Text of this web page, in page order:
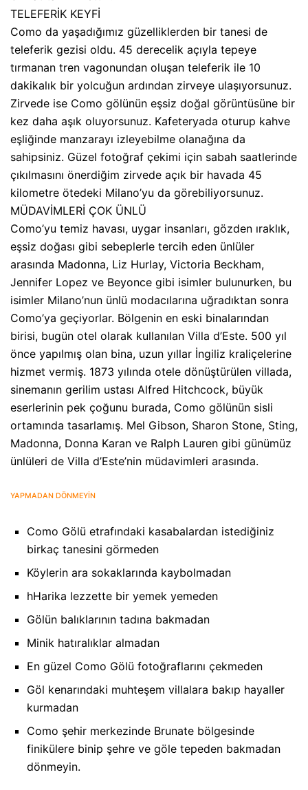
TELEFERİK KEYFİ
Como da yaşadığımız güzelliklerden bir tanesi de
teleferik gezisi oldu. 45 derecelik açıyla tepeye
tırmanan tren vagonundan oluşan teleferik ile 10
dakikalık bir yolcuğun ardından zirveye ulaşıyorsunuz.
Zirvede ise Como gölünün eşsiz doğal görüntüsüne bir
kez daha aşık oluyorsunuz. Kafeteryada oturup kahve
eşliğinde manzarayı izleyebilme olanağına da
sahipsiniz. Güzel fotoğraf çekimi için sabah saatlerinde
çıkılmasını önerdiğim zirvede açık bir havada 45
kilometre ötedeki Milano’yu da görebiliyorsunuz.
MÜDAVİMLERİ ÇOK ÜNLÜ
Como’yu temiz havası, uygar insanları, gözden ıraklık,
eşsiz doğası gibi sebeplerle tercih eden ünlüler
arasında Madonna, Liz Hurlay, Victoria Beckham,
Jennifer Lopez ve Beyonce gibi isimler bulunurken, bu
isimler Milano’nun ünlü modacılarına uğradıktan sonra
Como’ya geçiyorlar. Bölgenin en eski binalarından
birisi, bugün otel olarak kullanılan Villa d’Este. 500 yıl
önce yapılmış olan bina, uzun yıllar İngiliz kraliçelerine
hizmet vermiş. 1873 yılında otele dönüştürülen villada,
sinemanın gerilim ustası Alfred Hitchcock, büyük
eserlerinin pek çoğunu burada, Como gölünün sisli
ortamında tasarlamış. Mel Gibson, Sharon Stone, Sting,
Madonna, Donna Karan ve Ralph Lauren gibi günümüz
ünlüleri de Villa d’Este’nin müdavimleri arasında.
YAPMADAN DÖNMEYİN
Como Gölü etrafındaki kasabalardan istediğiniz
birkaç tanesini görmeden
Köylerin ara sokaklarında kaybolmadan
hHarika lezzette bir yemek yemeden
Gölün balıklarının tadına bakmadan
Minik hatıralıklar almadan
En güzel Como Gölü fotoğraflarını çekmeden
Göl kenarındaki muhteşem villalara bakıp hayaller
kurmadan
Como şehir merkezinde Brunate bölgesinde
finikülere binip şehre ve göle tepeden bakmadan
dönmeyin.